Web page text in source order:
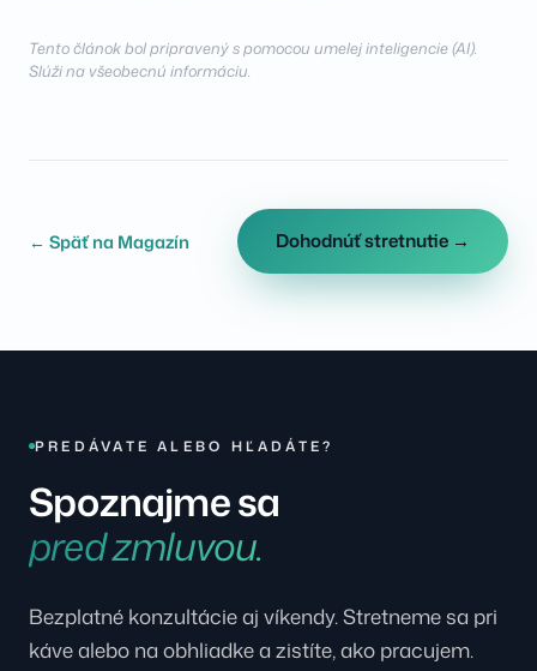
Tento článok bol pripravený s pomocou umelej inteligencie (AI).
Slúži na všeobecnú informáciu.
← Späť na Magazín Dohodnúť stretnutie →
PREDÁVATE ALEBO HĽADÁTE?
Spoznajme sa
pred zmluvou.
Bezplatné konzultácie aj víkendy. Stretneme sa pri
káve alebo na obhliadke a zistíte, ako pracujem.